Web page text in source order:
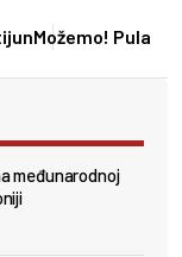
Možemo! Pula
međunarodnoj